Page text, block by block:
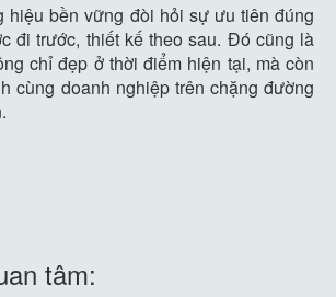
hiệu bền vững đòi hỏi sự ưu tiên đúng
đi trước, thiết kế theo sau. Đó cũng là
chỉ đẹp ở thời điểm hiện tại, mà còn
cùng doanh nghiệp trên chặng đường
tâm: